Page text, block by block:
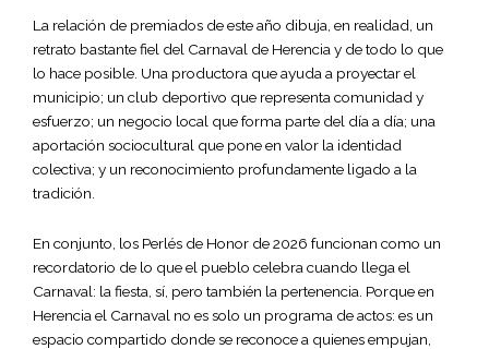
La relación de premiados de este año dibuja, en realidad, un
retrato bastante fiel del Carnaval de Herencia y de todo lo que
lo hace posible. Una productora que ayuda a proyectar el
municipio; un club deportivo que representa comunidad y
esfuerzo; un negocio local que forma parte del día a día; una
aportación sociocultural que pone en valor la identidad
colectiva; y un reconocimiento profundamente ligado a la
tradición.
En conjunto, los Perlés de Honor de 2026 funcionan como un
recordatorio de lo que el pueblo celebra cuando llega el
Carnaval: la fiesta, sí, pero también la pertenencia. Porque en
Herencia el Carnaval no es solo un programa de actos: es un
espacio compartido donde se reconoce a quienes empujan,